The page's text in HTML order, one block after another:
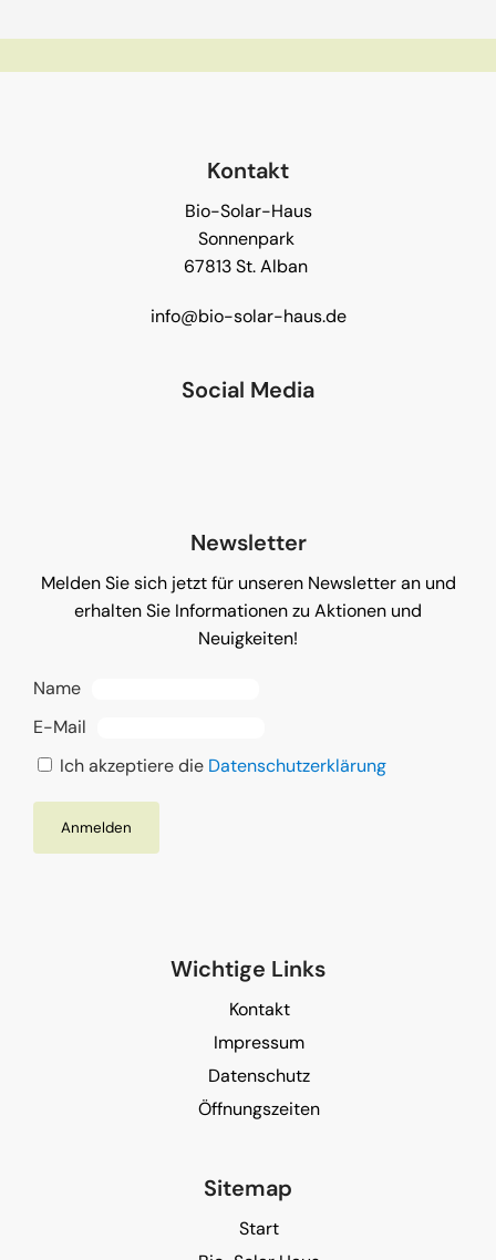
Kontakt
Bio-Solar-Haus
Sonnenpark
67813 St. Alban
info@bio-solar-haus.de
Social Media
Newsletter
Melden Sie sich jetzt für unseren Newsletter an und
erhalten Sie Informationen zu Aktionen und
Neuigkeiten!
Name
E-Mail
Ich akzeptiere die Datenschutzerklärung
Wichtige Links
Kontakt
Impressum
Datenschutz
Öffnungszeiten
Sitemap
Start